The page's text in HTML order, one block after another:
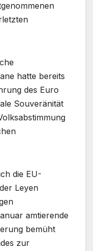
hatte bereits
des Euro
Souveränität
die EU-
Leyen
amtierende
bemüht
zur